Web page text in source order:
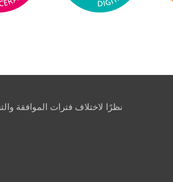
نظرًا لاختلاف فترات الموافقة